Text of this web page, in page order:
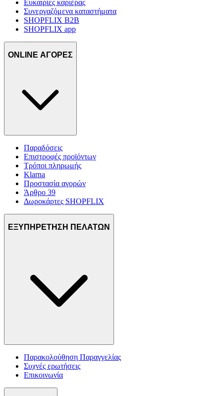
Ευκαιρίες καριέρας
Συνεργαζόμενα καταστήματα
SHOPFLIX B2B
SHOPFLIX app
ONLINE ΑΓΟΡΕΣ
Παραδόσεις
Επιστροφές προϊόντων
Τρόποι πληρωμής
Klarna
Προστασία αγορών
Άρθρο 39
Δωροκάρτες SHOPFLIX
ΕΞΥΠΗΡΕΤΗΣΗ ΠΕΛΑΤΩΝ
Παρακολούθηση Παραγγελίας
Συχνές ερωτήσεις
Επικοινωνία